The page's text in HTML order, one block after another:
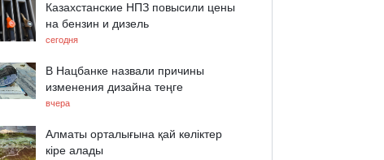
Казахстанские НПЗ повысили цены
на бензин и дизель
сегодня
В Нацбанке назвали причины
изменения дизайна теңге
вчера
Алматы орталығына қай көліктер
кіре алады